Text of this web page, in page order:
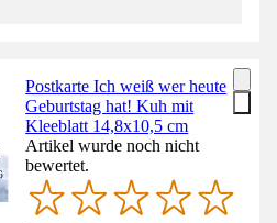
Postkarte Ich weiß wer heute
Geburtstag hat! Kuh mit
Kleeblatt 14,8x10,5 cm
Artikel wurde noch nicht
bewertet.